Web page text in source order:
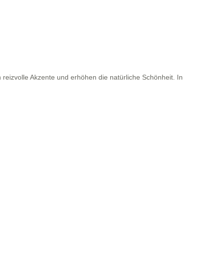
Akzente und erhöhen die natürliche Schönheit. In